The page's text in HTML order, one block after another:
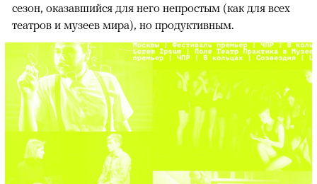
сезон, оказавшийся для него непростым (как для всех
театров и музеев мира), но продуктивным.